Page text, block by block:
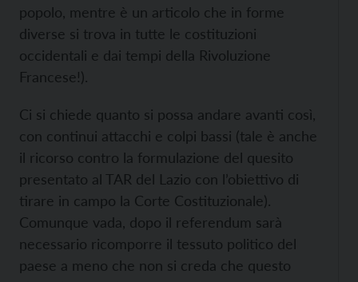
popolo, mentre è un articolo che in forme
diverse si trova in tutte le costituzioni
occidentali e dai tempi della Rivoluzione
Francese!).
Ci si chiede quanto si possa andare avanti così,
con continui attacchi e colpi bassi (tale è anche
il ricorso contro la formulazione del quesito
presentato al TAR del Lazio con l’obiettivo di
tirare in campo la Corte Costituzionale).
Comunque vada, dopo il referendum sarà
necessario ricomporre il tessuto politico del
paese a meno che non si creda che questo